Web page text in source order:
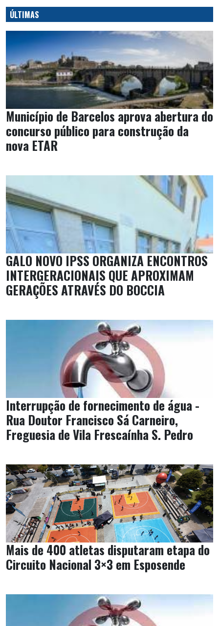
ÚLTIMAS
Município de Barcelos aprova abertura do
concurso público para construção da
nova ETAR
GALO NOVO IPSS ORGANIZA ENCONTROS
INTERGERACIONAIS QUE APROXIMAM
GERAÇÕES ATRAVÉS DO BOCCIA
Interrupção de fornecimento de água -
Rua Doutor Francisco Sá Carneiro,
Freguesia de Vila Frescaínha S. Pedro
Mais de 400 atletas disputaram etapa do
Circuito Nacional 3×3 em Esposende